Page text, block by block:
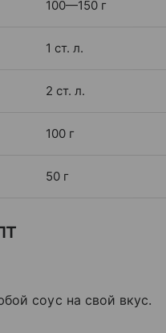
100—150 г
1 ст. л.
2 ст. л.
100 г
50 г
соус на свой вкус.